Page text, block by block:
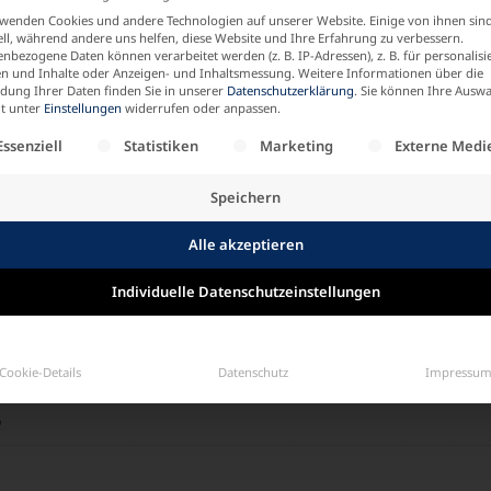
einen Freund
04 (48 – 50),05 (52 – 54)
Cookies und andere Technologien auf unserer Website. Einige von ihnen
während andere uns helfen, diese Website und Ihre Erfahrung zu verbessern.
Daten können verarbeitet werden (z. B. IP-Adressen), z. B. für
und Inhalte oder Anzeigen- und Inhaltsmessung. Weitere Informationen über die
Ihrer Daten finden Sie in unserer Datenschutzerklärung. Sie können Ihre
unter Einstellungen widerrufen oder anpassen.
eine Liste der Service-Gruppen, für die eine
Statistiken Marketing Externe
Speichern
Alle akzeptieren
Individuelle Datenschutzeinstellungen
Cookie-Details Datenschutz Impressum